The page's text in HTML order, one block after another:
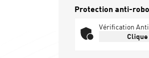
Protection anti-
Vérification